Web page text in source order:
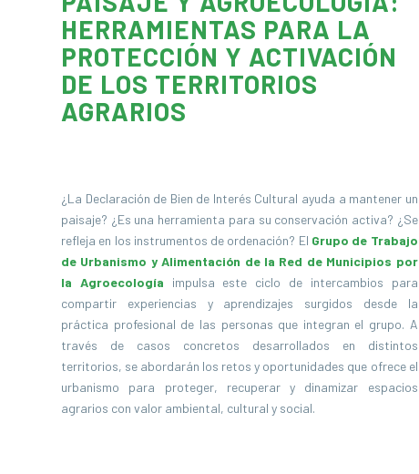
HERRAMIENTAS PARA LA
PROTECCIÓN Y ACTIVACIÓN
DE LOS TERRITORIOS
AGRARIOS
¿La Declaración de Bien de Interés Cultural ayuda a mantener un
paisaje? ¿Es una herramienta para su conservación activa? ¿Se
refleja en los instrumentos de ordenación? El Grupo de Trabajo
de Urbanismo y Alimentación de la Red de Municipios por
la Agroecología impulsa este ciclo de intercambios para
compartir experiencias y aprendizajes surgidos desde la
práctica profesional de las personas que integran el grupo. A
través de casos concretos desarrollados en distintos
territorios, se abordarán los retos y oportunidades que ofrece el
urbanismo para proteger, recuperar y dinamizar espacios
agrarios con valor ambiental, cultural y social.